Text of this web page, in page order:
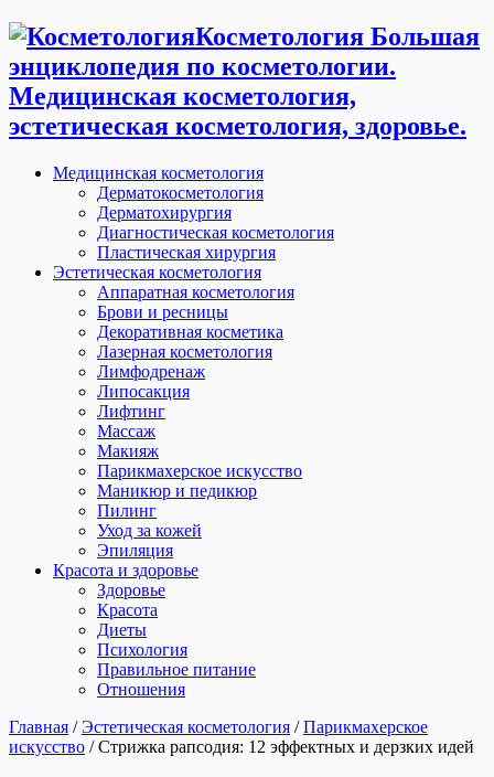
Косметология Большая
энциклопедия по косметологии.
Медицинская косметология,
эстетическая косметология, здоровье.
Медицинская косметология
Дерматокосметология
Дерматохирургия
Диагностическая косметология
Пластическая хирургия
Эстетическая косметология
Аппаратная косметология
Брови и ресницы
Декоративная косметика
Лазерная косметология
Лимфодренаж
Липосакция
Лифтинг
Массаж
Макияж
Парикмахерское искусство
Маникюр и педикюр
Пилинг
Уход за кожей
Эпиляция
Красота и здоровье
Здоровье
Красота
Диеты
Психология
Правильное питание
Отношения
Главная / Эстетическая косметология / Парикмахерское
искусство / Стрижка рапсодия: 12 эффектных и дерзких идей